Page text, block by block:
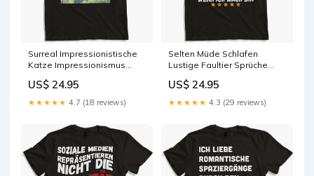
Surreal Impressionistische
Katze Impressionismus
US$ 24.95
★★★★★ 4.7 (18 reviews)
Selten Müde Schlafen
Lustige Faultier Sprüche
US$ 24.95
★★★★★ 4.3 (29 reviews)